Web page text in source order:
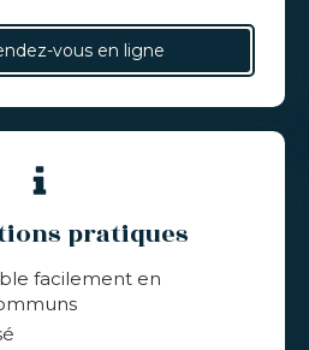
vous en ligne
pratiques
facilement en